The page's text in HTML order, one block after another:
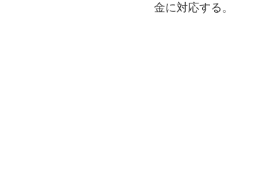
金に対応する。